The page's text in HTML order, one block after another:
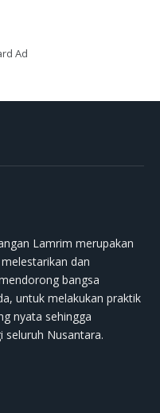
Lamrim merupakan
dan
bangsa
untuk melakukan praktik
nyata sehingga
seluruh Nusantara.